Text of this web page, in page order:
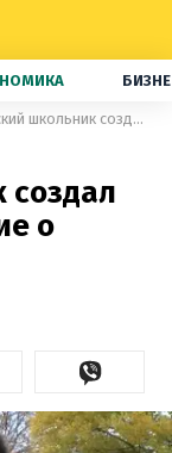
Украинский школьник создал мобильное приложение о своем городе: детали
о